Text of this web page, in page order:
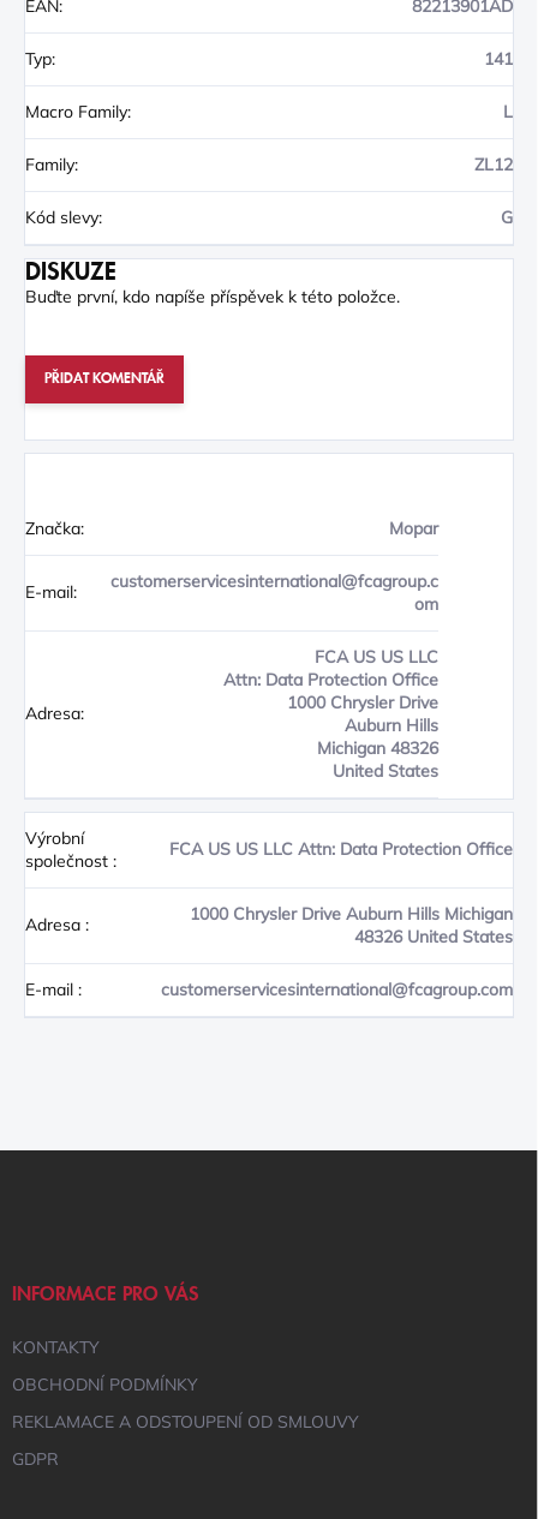
EAN: 82213901AD
Typ: 141
Macro Family: L
Family: ZL12
Kód slevy: G
DISKUZE
Buďte první, kdo napíše příspěvek k této položce.
PŘIDAT KOMENTÁŘ
Značka: Mopar
E-mail:
customerservicesinternational@fcagroup.c
om
Adresa:
FCA US US LLC
Attn: Data Protection Office
1000 Chrysler Drive
Auburn Hills
Michigan 48326
United States
Výrobní
společnost :
FCA US US LLC Attn: Data Protection Office
Adresa :
1000 Chrysler Drive Auburn Hills Michigan
48326 United States
E-mail : customerservicesinternational@fcagroup.com
INFORMACE PRO VÁS
KONTAKTY
OBCHODNÍ PODMÍNKY
REKLAMACE A ODSTOUPENÍ OD SMLOUVY
GDPR